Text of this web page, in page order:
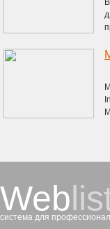
Web
система для